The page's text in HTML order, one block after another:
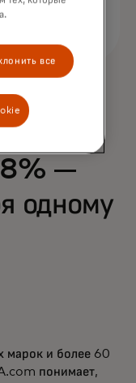
и
—
одному
марок и более 60
понимает,
все